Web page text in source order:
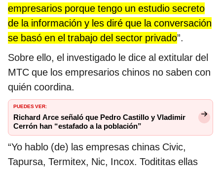
empresarios porque tengo un estudio secreto
de la información y les diré que la conversación
se basó en el trabajo del sector privado”.
Sobre ello, el investigado le dice al extitular del
MTC que los empresarios chinos no saben con
quién coordina.
PUEDES VER:
Richard Arce señaló que Pedro Castillo y Vladimir
Cerrón han “estafado a la población”
“Yo hablo (de) las empresas chinas Civic,
Tapursa, Termitex, Nic, Incox. Todititas ellas